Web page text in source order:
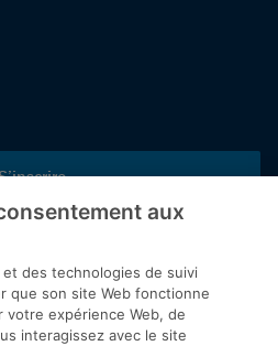
de Torys pour recevoir nos derniers
de webinaires et d’événements et
aux
des technologies de suivi
que son site Web fonctionne
votre expérience Web, de
interagissez avec le site